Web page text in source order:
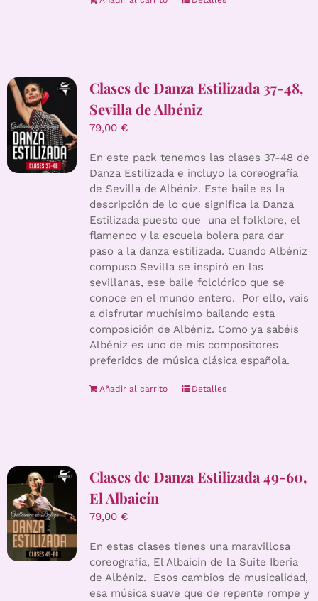
Clases de Danza Estilizada 37-48,
Sevilla de Albéniz
79,00 €
En este pack tenemos las clases 37-48 de
Danza Estilizada e incluyo la coreografía
de Sevilla de Albéniz. Este baile es la
descripción de lo que significa la Danza
Estilizada puesto que una el folklore, el
flamenco y la escuela bolera para dar
paso a la danza estilizada. Cuando Albéniz
compuso Sevilla se inspiró en las
sevillanas, ese baile folclórico que se
conoce en el mundo entero. Por ello, vais
a disfrutar muchísimo bailando esta
composición de Albéniz. Como ya sabéis
Albéniz es uno de mis compositores
preferidos de música clásica española.
Añadir al carrito Detalles
Clases de Danza Estilizada 49-60,
El Albaicín
79,00 €
En estas clases tienes una maravillosa
coreografía, El Albaicín de la Suite Iberia
de Albéniz. Esos cambios de musicalidad,
esa música suave que de repente rompe y